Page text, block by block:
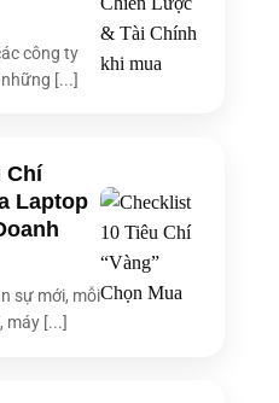
x 1200) 16:10, Wide view,
LED Backlit, Screen-to-
x 1200)
công ty
[...]
Chí
Laptop
sự mới, mỗi
máy [...]